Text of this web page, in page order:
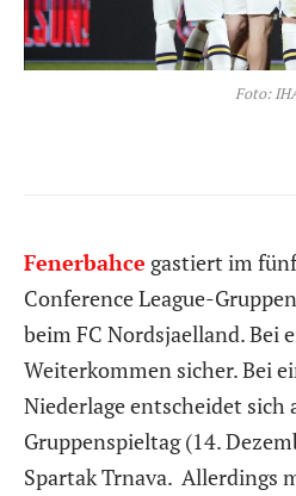
Foto:
Fenerbahce gastiert im
Conference League-
beim FC Nordsjaelland. Bei
Weiterkommen sicher. Bei
Niederlage entscheidet sich
Gruppenspieltag (14.
Spartak Trnava. Allerdings